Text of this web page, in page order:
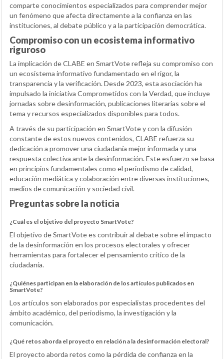
comparte conocimientos especializados para comprender mejor
un fenómeno que afecta directamente a la confianza en las
instituciones, al debate público y a la participación democrática.
Compromiso con un ecosistema informativo
riguroso
La implicación de CLABE en SmartVote refleja su compromiso con
un ecosistema informativo fundamentado en el rigor, la
transparencia y la verificación. Desde 2023, esta asociación ha
impulsado la iniciativa Comprometidos con la Verdad, que incluye
jornadas sobre desinformación, publicaciones literarias sobre el
tema y recursos especializados disponibles para todos.
A través de su participación en SmartVote y con la difusión
constante de estos nuevos contenidos, CLABE refuerza su
dedicación a promover una ciudadanía mejor informada y una
respuesta colectiva ante la desinformación. Este esfuerzo se basa
en principios fundamentales como el periodismo de calidad,
educación mediática y colaboración entre diversas instituciones,
medios de comunicación y sociedad civil.
Preguntas sobre la noticia
¿Cuál es el objetivo del proyecto SmartVote?
El objetivo de SmartVote es contribuir al debate sobre el impacto
de la desinformación en los procesos electorales y ofrecer
herramientas para fortalecer el pensamiento crítico de la
ciudadanía.
¿Quiénes participan en la elaboración de los artículos publicados en
SmartVote?
Los artículos son elaborados por especialistas procedentes del
ámbito académico, del periodismo, la investigación y la
comunicación.
¿Qué retos aborda el proyecto en relación a la desinformación electoral?
El proyecto aborda retos como la pérdida de confianza en la